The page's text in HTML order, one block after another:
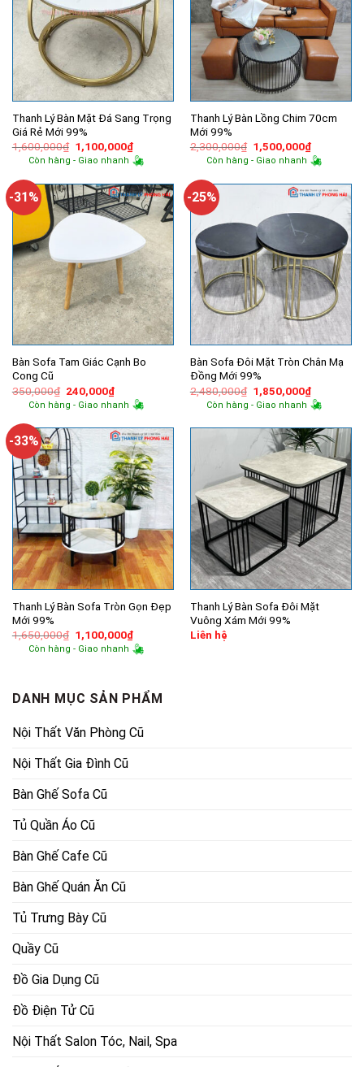
Thanh Lý Bàn Mặt Đá Sang Trọng
Giá Rẻ Mới 99%
1,600,000₫ Giá
gốc
là:
1,100,000₫Giá
hiện
tại
1,100,000₫.
Còn hàng - Giao nhanh
Thanh Lý Bàn Lồng Chim 70cm
Mới 99%
2,300,000₫ Giá
gốc
là:
1,500,000₫Giá
hiện
tại
Còn hàng - Giao nhanh
-31%
Bàn Sofa Tam Giác Cạnh Bo
Cong Cũ
350,000₫ Giá
gốc
là:
240,000₫Giá
hiện
tại
240,000₫.
Còn hàng - Giao nhanh
-25%
Bàn Sofa Đôi Mặt Tròn Chân Mạ
Đồng Mới 99%
2,480,000₫ Giá
gốc
là:
1,850,000₫Giá
hiện
tại
Còn hàng - Giao nhanh
-33%
Thanh Lý Bàn Sofa Tròn Gọn Đẹp
Mới 99%
1,650,000₫ Giá
gốc
là:
1,100,000₫Giá
hiện
tại
Còn hàng - Giao nhanh
Thanh Lý Bàn Sofa Đôi Mặt
Vuông Xám Mới 99%
Liên hệ
DANH MỤC SẢN PHẨM
Nội Thất Văn Phòng Cũ
Nội Thất Gia Đình Cũ
Bàn Ghế Sofa Cũ
Tủ Quần Áo Cũ
Bàn Ghế Cafe Cũ
Bàn Ghế Quán Ăn Cũ
Tủ Trưng Bày Cũ
Quầy Cũ
Đồ Gia Dụng Cũ
Đồ Điện Tử Cũ
Nội Thất Salon Tóc, Nail, Spa